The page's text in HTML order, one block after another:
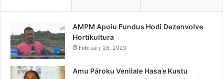
AMPM Apoiu Fundus Hodi Dezenvolve
Hortikultura
February 28, 2023
Amu Pároku Venilale Hasa’e Kustu